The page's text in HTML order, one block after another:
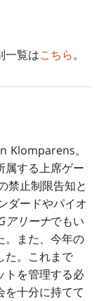
一覧はこちら。
Klomparens。
属する上席ゲー
禁止制限告知と
ダードやパイオ
アリーナでもい
。また、今年の
た。これまで
トを管理する必
を十分に持てて